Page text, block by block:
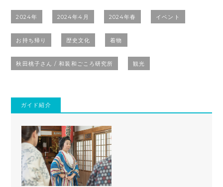
2024年 2024年4月 2024年春 イベント
お持ち帰り 歴史文化 着物
秋田桃子さん / 和装和ごころ研究所 観光
ガイド紹介